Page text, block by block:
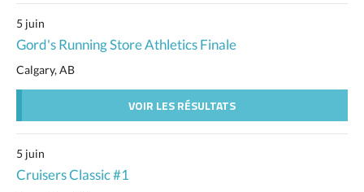
5 juin
Gord's Running Store Athletics Finale
Calgary, AB
VOIR LES RÉSULTATS
5 juin
Cruisers Classic #1